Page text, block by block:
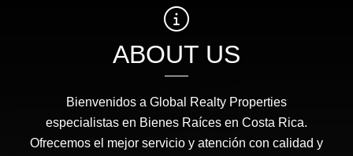
ABOUT US
Bienvenidos a Global Realty Properties
especialistas en Bienes Raíces en Costa Rica.
Ofrecemos el mejor servicio y atención con calidad y